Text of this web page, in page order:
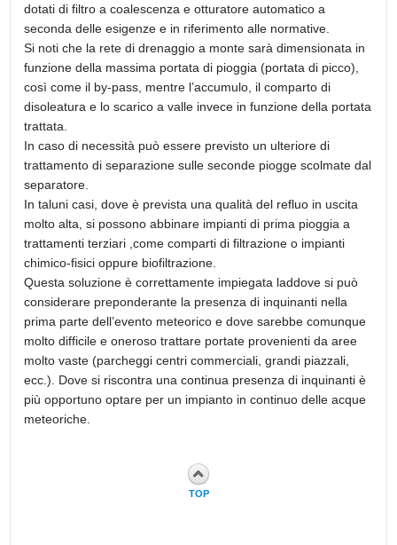
dotati di filtro a coalescenza e otturatore automatico a
seconda delle esigenze e in riferimento alle normative.
Si noti che la rete di drenaggio a monte sarà dimensionata in
funzione della massima portata di pioggia (portata di picco),
così come il by-pass, mentre l’accumulo, il comparto di
disoleatura e lo scarico a valle invece in funzione della portata
trattata.
In caso di necessità può essere previsto un ulteriore di
trattamento di separazione sulle seconde piogge scolmate dal
separatore.
In taluni casi, dove è prevista una qualità del refluo in uscita
molto alta, si possono abbinare impianti di prima pioggia a
trattamenti terziari ,come comparti di filtrazione o impianti
chimico-fisici oppure biofiltrazione.
Questa soluzione è correttamente impiegata laddove si può
considerare preponderante la presenza di inquinanti nella
prima parte dell’evento meteorico e dove sarebbe comunque
molto difficile e oneroso trattare portate provenienti da aree
molto vaste (parcheggi centri commerciali, grandi piazzali,
ecc.). Dove si riscontra una continua presenza di inquinanti è
più opportuno optare per un impianto in continuo delle acque
meteoriche.
TOP